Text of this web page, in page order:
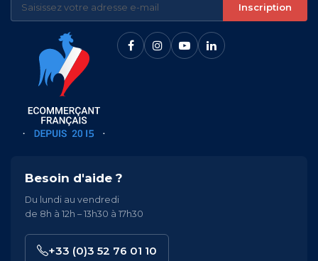
Inscription
Besoin d'aide ?
Du lundi au vendredi
de 8h à 12h – 13h30 à 17h30
+33 (0)3 52 76 01 10